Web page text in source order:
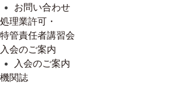
お問い合わせ
処理業許可・
特管責任者講習会
入会のご案内
入会のご案内
機関誌